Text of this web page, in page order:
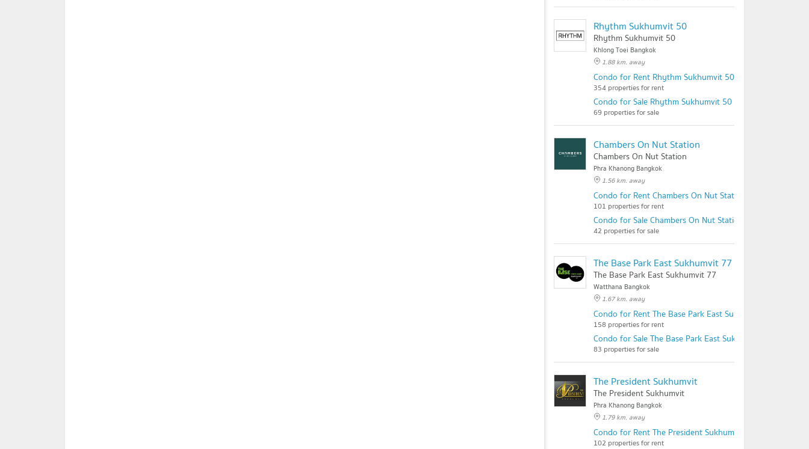
Rhythm Sukhumvit 50
Rhythm Sukhumvit 50
Khlong Toei Bangkok
1.88 km. away
Condo for Rent Rhythm Sukhumvit 50
354 properties for rent
Condo for Sale Rhythm Sukhumvit 50
69 properties for sale
Chambers On Nut Station
Chambers On Nut Station
Phra Khanong Bangkok
1.56 km. away
Condo for Rent Chambers On Nut Station
101 properties for rent
Condo for Sale Chambers On Nut Station
42 properties for sale
The Base Park East Sukhumvit 77
The Base Park East Sukhumvit 77
Watthana Bangkok
1.67 km. away
Condo for Rent The Base Park East Sukhumvit 77
158 properties for rent
Condo for Sale The Base Park East Sukhumvit 77
83 properties for sale
The President Sukhumvit
The President Sukhumvit
Phra Khanong Bangkok
1.79 km. away
Condo for Rent The President Sukhumvit
102 properties for rent